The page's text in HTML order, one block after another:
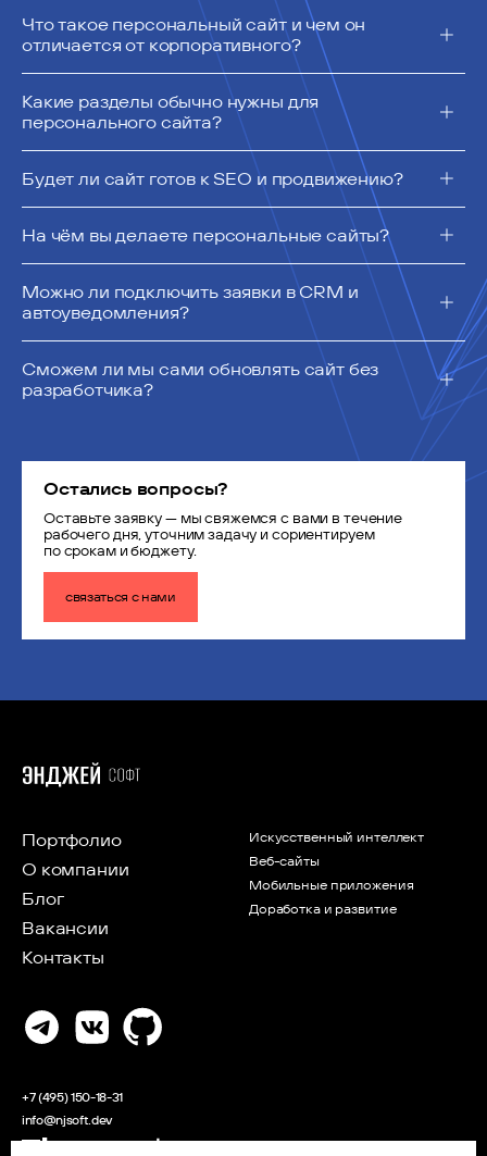
Что такое персональный сайт и чем он
отличается от корпоративного?
Какие разделы обычно нужны для
персонального сайта?
Будет ли сайт готов к SEO и продвижению?
На чём вы делаете персональные сайты?
Можно ли подключить заявки в CRM и
автоуведомления?
Сможем ли мы сами обновлять сайт без
разработчика?
Остались вопросы?
Оставьте заявку — мы свяжемся с вами в течение
рабочего дня, уточним задачу и сориентируем
по срокам и бюджету.
связаться с нами
Портфолио
О компании
Блог
Вакансии
Контакты
Искусственный интеллект
Веб-сайты
Мобильные приложения
Доработка и развитие
+7 (495) 150-18-31
info@njsoft.dev